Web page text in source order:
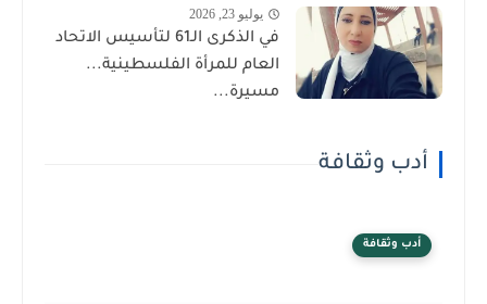
يوليو 23, 2026
في الذكرى الـ61 لتأسيس الاتحاد
العام للمرأة الفلسطينية...
مسيرة...
أدب وثقافة
أدب وثقافة